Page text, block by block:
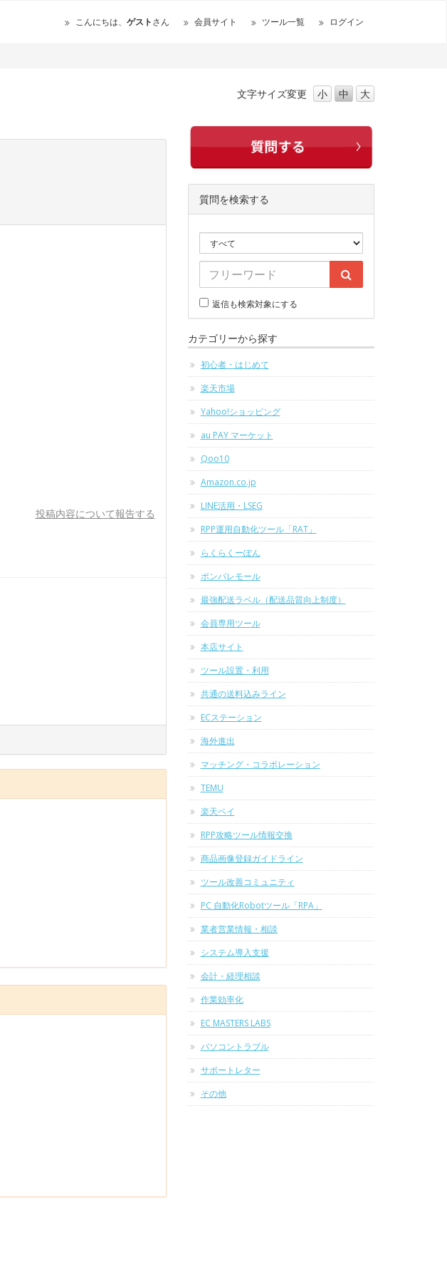
こんにちは、 ゲストさん 会員サイト ツール一覧 ログイン
文字サイズ変更 小 中 大
投稿内容について報告する
質問を検索する
返信も検索対象にする
カテゴリーから探す
初心者・はじめて
楽天市場
Yahoo!ショッピング
au PAY マーケット
Qoo10
Amazon.co.jp
LINE活用・LSEG
RPP運用自動化ツール「RAT」
らくらくーぽん
ポンパレモール
最強配送ラベル（配送品質向上制度）
会員専用ツール
本店サイト
ツール設置・利用
共通の送料込みライン
ECステーション
海外進出
マッチング・コラボレーション
TEMU
楽天ペイ
RPP攻略ツール情報交換
商品画像登録ガイドライン
ツール改善コミュニティ
PC 自動化Robotツール「RPA」
業者営業情報・相談
システム導入支援
会計・経理相談
作業効率化
EC MASTERS LABS
パソコントラブル
サポートレター
その他